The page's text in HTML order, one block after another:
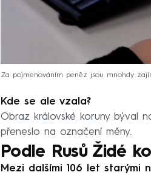
Za pojmenováním peněz jsou mnohdy
Kde se ale vzala?
Obraz královské koruny býval
přeneslo na označení měny.
Podle Rusů Židé
Mezi dalšími 106 let starými